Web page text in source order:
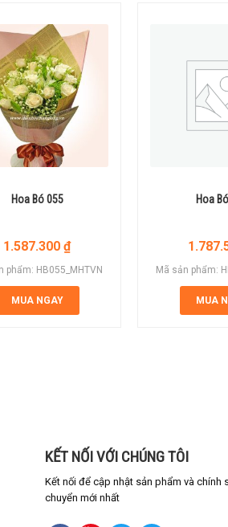
Hoa Bó 055
1.587.300 ₫
phẩm: HB055_MHTVN
MUA NGAY
Hoa
Mã sản phẩm:
MUA
KẾT NỐI VỚI CHÚNG TÔI
Kết nối để cập nhật sản phẩm và chính
chuyển mới nhất